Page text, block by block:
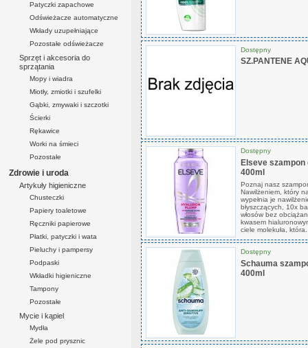
Patyczki zapachowe
Odświeżacze automatyczne
Wkłady uzupełniające
Pozostałe odświeżacze
Sprzęt i akcesoria do
sprzątania
Mopy i wiadra
Miotły, zmiotki i szufelki
Gąbki, zmywaki i szczotki
Ścierki
Rękawice
Worki na śmieci
Pozostałe
Zdrowie i uroda
Artykuły higieniczne
Chusteczki
Papiery toaletowe
Ręczniki papierowe
Płatki, patyczki i wata
Pieluchy i pampersy
Podpaski
Wkładki higieniczne
Tampony
Pozostałe
Mycie i kąpiel
Mydła
Żele pod prysznic
Dostępny
SZ.PANTENE
Dostępny
Elseve szampon
400ml
Poznaj nasz
Nawilżeniem, który
wypełnia je
błyszczących, 10x
włosów bez
kwasem
ciele molekuła,
Dostępny
Schauma
400ml